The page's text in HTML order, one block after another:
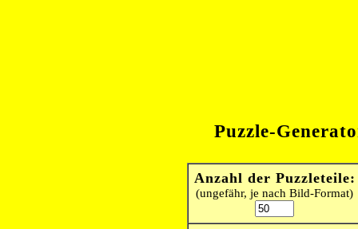
Puzzle-
Anzahl der Puzzleteile:
(ungefähr, je nach Bild-Format)